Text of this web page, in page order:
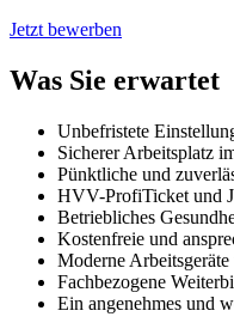
Jetzt bewerben
Was Sie erwartet
Unbefristete
Sicherer Arbeitsplatz
Pünktliche und
HVV-ProfiTicket und
Betriebliches
Kostenfreie und
Moderne
Fachbezogene
Ein angenehmes und